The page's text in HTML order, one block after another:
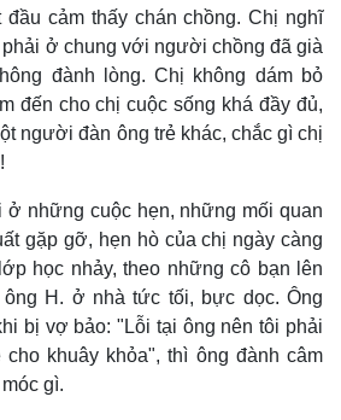
Quân sự - Quốc phòng
Vũ khí
Việt Nam
Phân tích
đầu cảm thấy chán chồng. Chị nghĩ
phải ở chung với người chồng đã già
đành lòng. Chị không dám bỏ
đến cho chị cuộc sống khá đầy đủ,
người đàn ông trẻ khác, chắc gì chị
ở những cuộc hẹn, những mối quan
gặp gỡ, hẹn hò của chị ngày càng
học nhảy, theo những cô bạn lên
ông H. ở nhà tức tối, bực dọc. Ông
bị vợ bảo: "Lỗi tại ông nên tôi phải
khuây khỏa", thì ông đành câm
gì.